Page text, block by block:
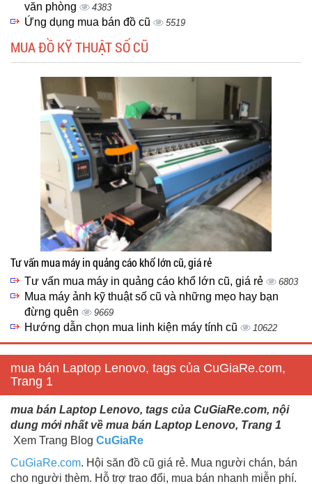
văn phòng
4383
Ứng dụng mua bán đồ cũ 5519
MUA ĐỒ KỸ THUẬT SỐ CŨ
Tư vấn mua máy in quảng cáo khổ lớn cũ, giá rẻ
Tư vấn mua máy in quảng cáo khổ lớn cũ, giá rẻ 6803
Mua máy ảnh kỹ thuật số cũ và những mẹo hay bạn
đừng quên
9669
Hướng dẫn chọn mua linh kiện máy tính cũ 10622
mua bán Laptop Lenovo, tags của CuGiaRe.com,
Trang 1
mua bán Laptop Lenovo, tags của CuGiaRe.com, nội
dung mới nhất về mua bán Laptop Lenovo, Trang 1
Xem Trang Blog CuGiaRe
CuGiaRe.com. Hội săn đồ cũ giá rẻ. Mua người chán, bán
cho người thèm. Hỗ trợ trao đổi, mua bán nhanh miễn phí.